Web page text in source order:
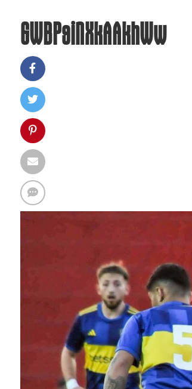
GWBP9iNXkAAkhWw